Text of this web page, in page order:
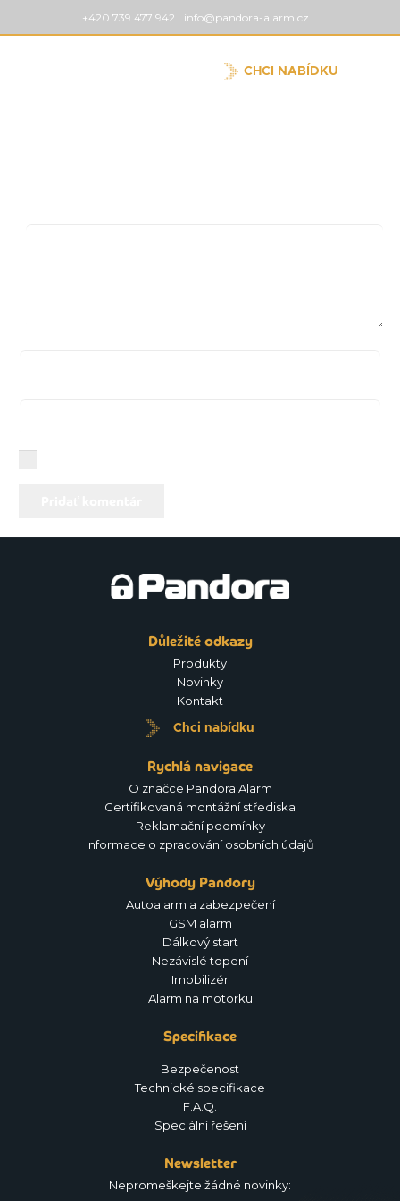
+420 739 477 942 | info@pandora-alarm.cz
CHCI NABÍDKU
Důležité odkazy
Produkty
Novinky
Kontakt
Chci nabídku
Rychlá navigace
O značce Pandora Alarm
Certifikovaná montážní střediska
Reklamační podmínky
Informace o zpracování osobních údajů
Výhody Pandory
Autoalarm a zabezpečení
GSM alarm
Dálkový start
Nezávislé topení
Imobilizér
Alarm na motorku
Specifikace
Bezpečenost
Technické specifikace
F.A.Q.
Speciální řešení
Newsletter
Nepromeškejte žádné novinky: